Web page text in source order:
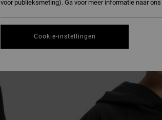
voor publieksmeting). Ga voor meer informatie naar ons
Cookie-instellingen